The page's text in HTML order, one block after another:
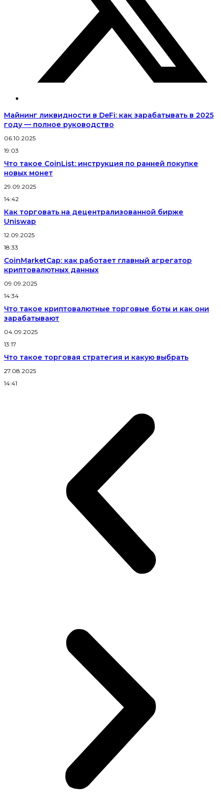
Майнинг ликвидности в DeFi: как зарабатывать в 2025
году — полное руководство
06.10.2025
19:03
Что такое CoinList: инструкция по ранней покупке
новых монет
29.09.2025
14:42
Как торговать на децентрализованной бирже
Uniswap
12.09.2025
18:33
CoinMarketCap: как работает главный агрегатор
криптовалютных данных
09.09.2025
14:34
Что такое криптовалютные торговые боты и как они
зарабатывают
04.09.2025
13:17
Что такое торговая стратегия и какую выбрать
27.08.2025
14:41